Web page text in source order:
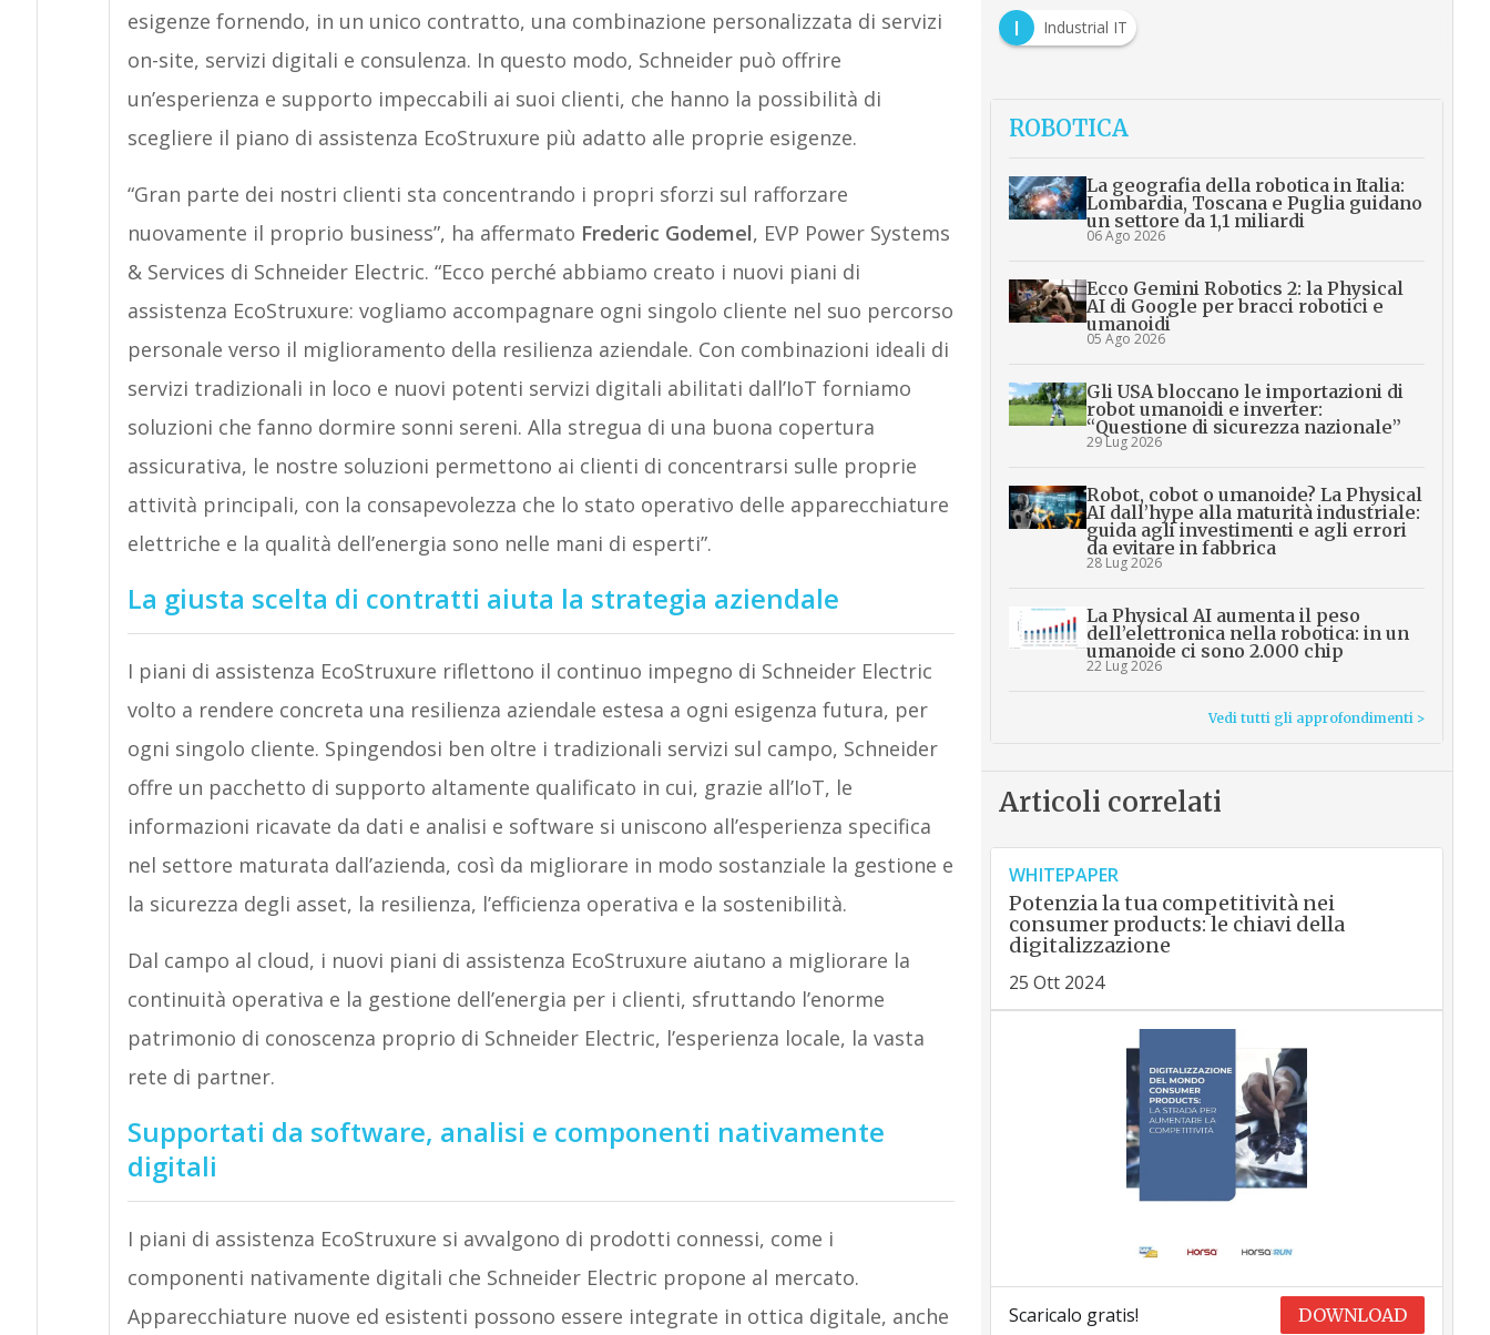
esigenze fornendo, in un unico contratto, una combinazione personalizzata di servizi
on-site, servizi digitali e consulenza. In questo modo, Schneider può offrire
un’esperienza e supporto impeccabili ai suoi clienti, che hanno la possibilità di
scegliere il piano di assistenza EcoStruxure più adatto alle proprie esigenze.
“Gran parte dei nostri clienti sta concentrando i propri sforzi sul rafforzare
nuovamente il proprio business”, ha affermato Frederic Godemel, EVP Power Systems
& Services di Schneider Electric. “Ecco perché abbiamo creato i nuovi piani di
assistenza EcoStruxure: vogliamo accompagnare ogni singolo cliente nel suo percorso
personale verso il miglioramento della resilienza aziendale. Con combinazioni ideali di
servizi tradizionali in loco e nuovi potenti servizi digitali abilitati dall’IoT forniamo
soluzioni che fanno dormire sonni sereni. Alla stregua di una buona copertura
assicurativa, le nostre soluzioni permettono ai clienti di concentrarsi sulle proprie
attività principali, con la consapevolezza che lo stato operativo delle apparecchiature
elettriche e la qualità dell’energia sono nelle mani di esperti”.
La giusta scelta di contratti aiuta la strategia aziendale
I piani di assistenza EcoStruxure riflettono il continuo impegno di Schneider Electric
volto a rendere concreta una resilienza aziendale estesa a ogni esigenza futura, per
ogni singolo cliente. Spingendosi ben oltre i tradizionali servizi sul campo, Schneider
offre un pacchetto di supporto altamente qualificato in cui, grazie all’IoT, le
informazioni ricavate da dati e analisi e software si uniscono all’esperienza specifica
nel settore maturata dall’azienda, così da migliorare in modo sostanziale la gestione e
la sicurezza degli asset, la resilienza, l’efficienza operativa e la sostenibilità.
Dal campo al cloud, i nuovi piani di assistenza EcoStruxure aiutano a migliorare la
continuità operativa e la gestione dell’energia per i clienti, sfruttando l’enorme
patrimonio di conoscenza proprio di Schneider Electric, l’esperienza locale, la vasta
rete di partner.
Supportati da software, analisi e componenti nativamente
digitali
I piani di assistenza EcoStruxure si avvalgono di prodotti connessi, come i
componenti nativamente digitali che Schneider Electric propone al mercato.
Apparecchiature nuove ed esistenti possono essere integrate in ottica digitale, anche
I
Industrial IT
ROBOTICA
La geografia della robotica in Italia:
Lombardia, Toscana e Puglia guidano
un settore da 1,1 miliardi
06 Ago 2026
Ecco Gemini Robotics 2: la Physical
AI di Google per bracci robotici e
umanoidi
05 Ago 2026
Gli USA bloccano le importazioni di
robot umanoidi e inverter:
“Questione di sicurezza nazionale”
29 Lug 2026
Robot, cobot o umanoide? La Physical
AI dall’hype alla maturità industriale:
guida agli investimenti e agli errori
da evitare in fabbrica
28 Lug 2026
La Physical AI aumenta il peso
dell’elettronica nella robotica: in un
umanoide ci sono 2.000 chip
22 Lug 2026
Vedi tutti gli approfondimenti >
Articoli correlati
WHITEPAPER
Potenzia la tua competitività nei
consumer products: le chiavi della
digitalizzazione
25 Ott 2024
Scaricalo gratis! DOWNLOAD